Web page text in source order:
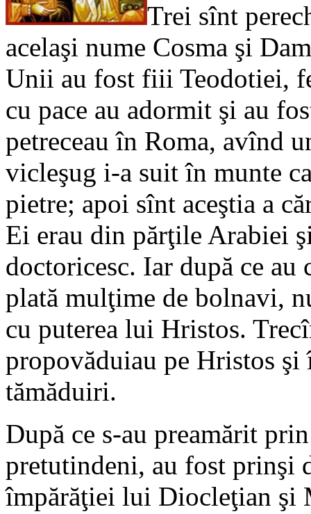
Trei sînt
acelaşi nume Cosma şi
Unii au fost fiii Teodotiei,
cu pace au adormit şi au
petreceau în Roma, avînd
vicleşug i-a suit în munte
pietre; apoi sînt aceştia a
Ei erau din părţile Arabiei
doctoricesc. Iar după ce
plată mulţime de bolnavi,
cu puterea lui Hristos.
propovăduiau pe Hristos
tămăduiri.
După ce s-au preamărit
pretutindeni, au fost prinşi
împărăţiei lui Diocleţian şi